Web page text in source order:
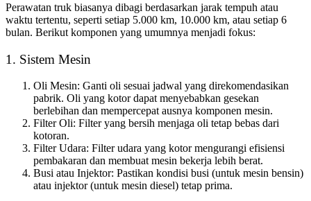
Perawatan truk biasanya dibagi berdasarkan jarak tempuh atau
waktu tertentu, seperti setiap 5.000 km, 10.000 km, atau setiap 6
bulan. Berikut komponen yang umumnya menjadi fokus:
1. Sistem Mesin
Oli Mesin: Ganti oli sesuai jadwal yang direkomendasikan
pabrik. Oli yang kotor dapat menyebabkan gesekan
berlebihan dan mempercepat ausnya komponen mesin.
Filter Oli: Filter yang bersih menjaga oli tetap bebas dari
kotoran.
Filter Udara: Filter udara yang kotor mengurangi efisiensi
pembakaran dan membuat mesin bekerja lebih berat.
Busi atau Injektor: Pastikan kondisi busi (untuk mesin bensin)
atau injektor (untuk mesin diesel) tetap prima.